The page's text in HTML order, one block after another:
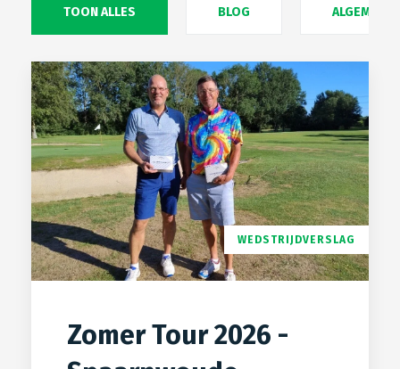
TOON ALLES BLOG ALGEMEEN
WEDSTRIJDVERSLAG
Zomer Tour 2026 -